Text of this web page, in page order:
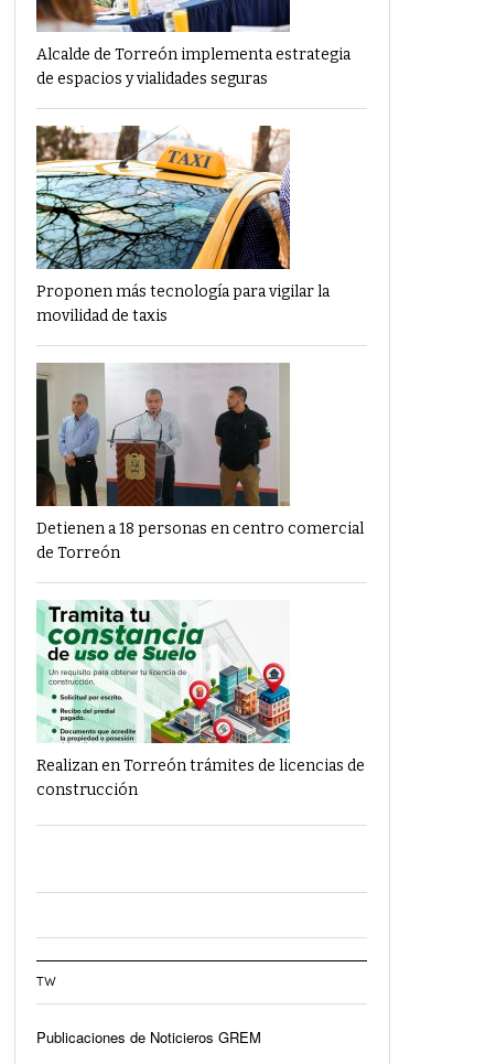
Alcalde de Torreón implementa estrategia
de espacios y vialidades seguras
Proponen más tecnología para vigilar la
movilidad de taxis
Detienen a 18 personas en centro comercial
de Torreón
Realizan en Torreón trámites de licencias de
construcción
TW
Publicaciones de Noticieros GREM